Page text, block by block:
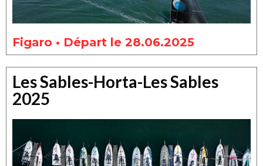
Figaro • Départ le 28.06.2025
Les Sables-Horta-Les Sables
2025